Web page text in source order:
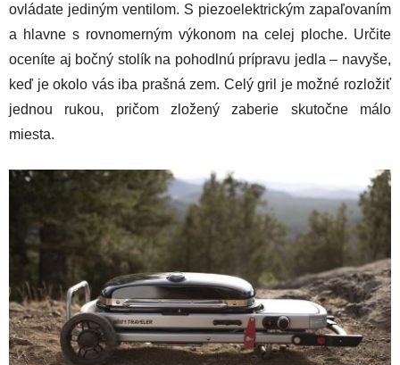
ovládate jediným ventilom. S piezoelektrickým zapaľovaním
a hlavne s rovnomerným výkonom na celej ploche. Určite
oceníte aj bočný stolík na pohodlnú prípravu jedla – navyše,
keď je okolo vás iba prašná zem. Celý gril je možné rozložiť
jednou rukou, pričom zložený zaberie skutočne málo
miesta.